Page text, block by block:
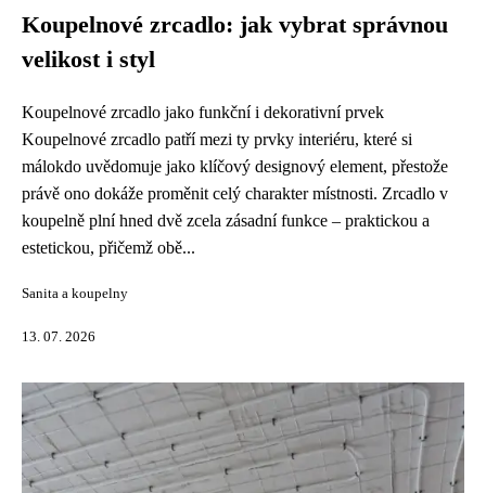
Koupelnové zrcadlo: jak vybrat správnou
velikost i styl
Koupelnové zrcadlo jako funkční i dekorativní prvek
Koupelnové zrcadlo patří mezi ty prvky interiéru, které si
málokdo uvědomuje jako klíčový designový element, přestože
právě ono dokáže proměnit celý charakter místnosti. Zrcadlo v
koupelně plní hned dvě zcela zásadní funkce – praktickou a
estetickou, přičemž obě...
Sanita a koupelny
13. 07. 2026